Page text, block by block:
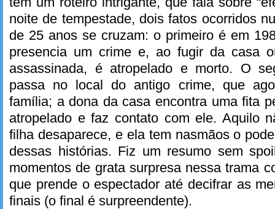
noite de tempestade, dois fatos ocorridos
de 25 anos se cruzam: o primeiro é em
presencia um crime e, ao fugir da casa
assassinada, é atropelado e morto. O
passa no local do antigo crime, que
família; a dona da casa encontra uma fita
atropelado e faz contato com ele. Aquilo
filha desaparece, e ela tem nasmãos o
dessas histórias. Fiz um resumo sem
momentos de grata surpresa nessa trama
que prende o espectador até decifrar as
finais (o final é surpreendente).